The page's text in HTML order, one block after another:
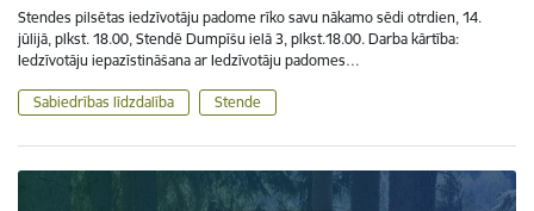
Stendes pilsētas iedzīvotāju padome rīko savu nākamo sēdi otrdien, 14.
jūlijā, plkst. 18.00, Stendē Dumpīšu ielā 3, plkst.18.00. Darba kārtība:
Iedzīvotāju iepazīstināšana ar Iedzīvotāju padomes…
Sabiedrības līdzdalība Stende